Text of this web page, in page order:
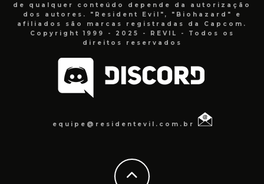
de qualquer conteúdo depende da autorização
dos autores. "Resident Evil", "Biohazard" e
afiliados são marcas registradas da Capcom.
Copyright 1999 - 2025 - REVIL - Todos os
direitos reservados
equipe@residentevil.com.br